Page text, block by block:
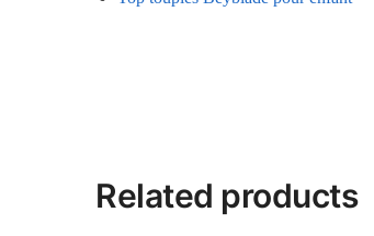
Related products